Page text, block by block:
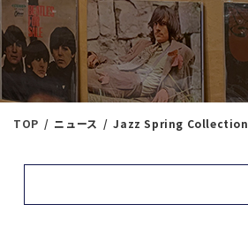
TOP ニュース Jazz Spring Collection 11 ＜新入荷情報＞ 3/24（月）16：55出品 ※通販リスト付